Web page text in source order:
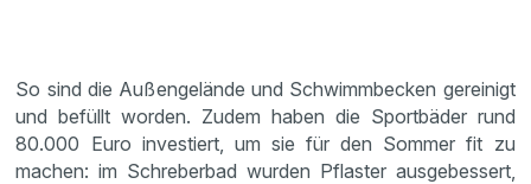
So sind die Außengelände und Schwimmbecken gereinigt
und befüllt worden. Zudem haben die Sportbäder rund
80.000 Euro investiert, um sie für den Sommer fit zu
machen: im Schreberbad wurden Pflaster ausgebessert,